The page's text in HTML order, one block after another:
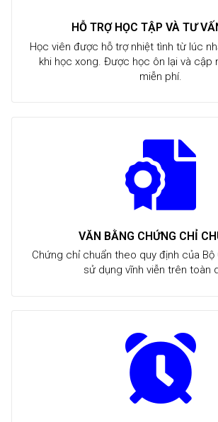
HỖ TRỢ HỌC TẬP VÀ TƯ
Học viên được hỗ trợ nhiệt tình từ lúc
khi học xong. Được học ôn lại và cập
miễn phí.
VĂN BẰNG CHỨNG CHỈ
Chứng chỉ chuẩn theo quy định của
sử dụng vĩnh viễn trên toàn